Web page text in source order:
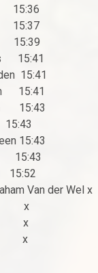
15:37
15:39
15:41
15:41
15:41
15:43
15:43
15:43
Van der Wel x
x
x
x